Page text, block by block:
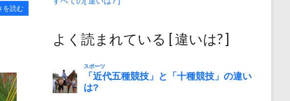
を読む
よく読まれている [ 違いは? ]